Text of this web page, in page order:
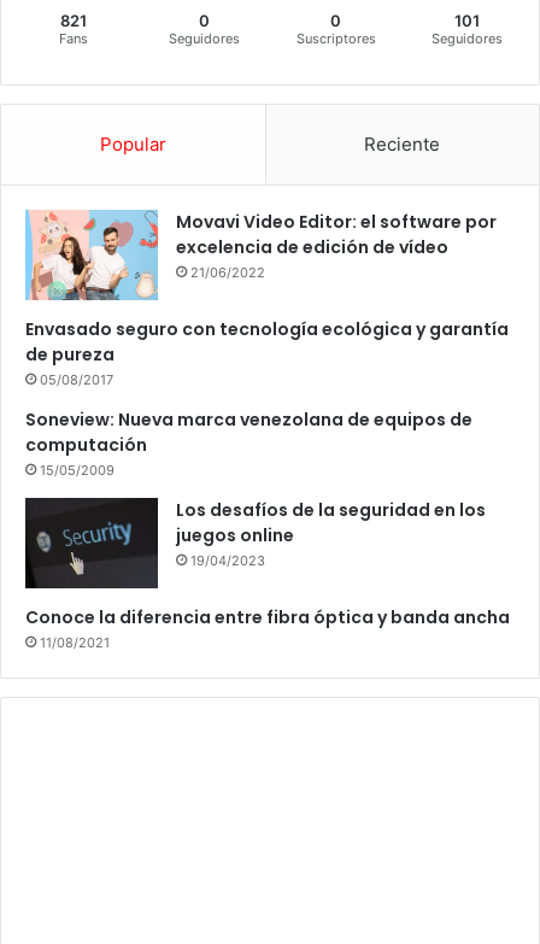
821
Fans
0
Seguidores
0
Suscriptores
101
Seguidores
Popular Reciente
Movavi Video Editor: el software por
excelencia de edición de vídeo
21/06/2022
Envasado seguro con tecnología ecológica y garantía
de pureza
05/08/2017
Soneview: Nueva marca venezolana de equipos de
computación
15/05/2009
Los desafíos de la seguridad en los
juegos online
19/04/2023
Conoce la diferencia entre fibra óptica y banda ancha
11/08/2021